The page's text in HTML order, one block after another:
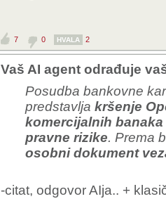
7 0 HVALA 2
Vaš AI agent odrađuje
Posudba bankovne
predstavlja kršenje
komercijalnih
pravne rizike. Prema
osobni dokument
-citat, odgovor AIja.. +